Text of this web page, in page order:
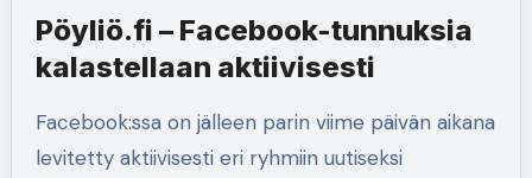
Pöyliö.fi – Facebook-tunnuksia
kalastellaan aktiivisesti
Facebook:ssa on jälleen parin viime päivän aikana
levitetty aktiivisesti eri ryhmiin uutiseksi